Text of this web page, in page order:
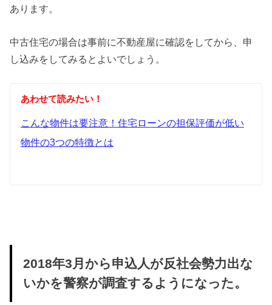
あります。
中古住宅の場合は事前に不動産屋に確認をしてから、申
し込みをしてみるとよいでしょう。
あわせて読みたい！
こんな物件は要注意！住宅ローンの担保評価が低い
物件の3つの特徴とは
2018年3月から申込人が反社会勢力出な
いかを警察が調査するようになった。